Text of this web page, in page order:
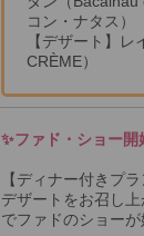
コン・ナタス）
【デザート】
CRÈME）
✨ファド・ショー開
【ディナー付きプラ
デザートをお召し
でファドのショーが